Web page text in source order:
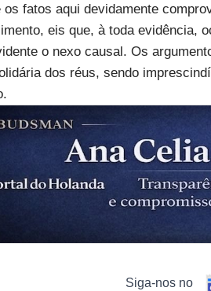
fatos aqui devidamente
eis que, à toda evidência,
o nexo causal. Os
dos réus, sendo
Siga-nos no